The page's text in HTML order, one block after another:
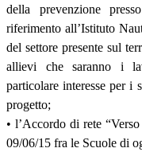
della prevenzione
riferimento all’Istituto
del settore presente sul
allievi che saranno i
particolare interesse per i
progetto;
• l’Accordo di rete
09/06/15 fra le Scuole di